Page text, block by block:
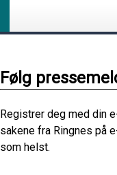
Følg
Registrer deg med din
sakene fra Ringnes på
som helst.